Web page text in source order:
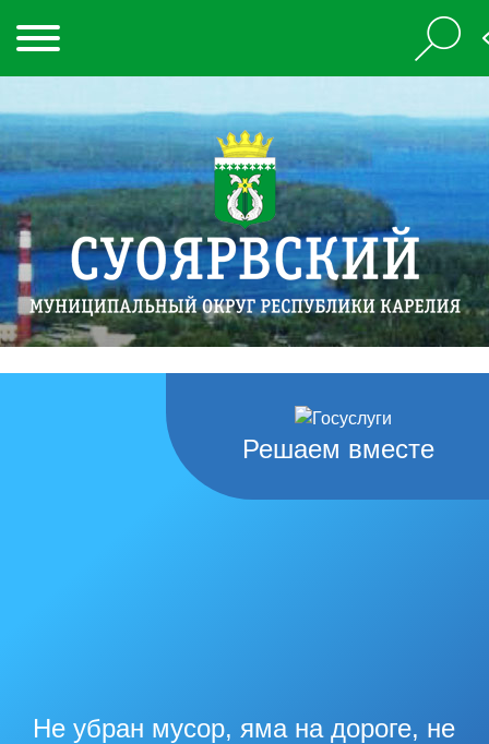
Решаем вместе
Не убран мусор, яма на дороге, не